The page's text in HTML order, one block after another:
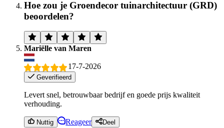
Hoe zou je Groendecor tuinarchitectuur (GRD)
beoordelen?
Mariëlle van Maren
17-7-2026
Geverifieerd
Levert snel, betrouwbaar bedrijf en goede prijs kwaliteit
verhouding.
Nuttig Reageer Deel